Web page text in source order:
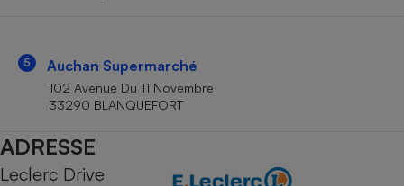
5 Auchan Supermarché
102 Avenue Du 11 Novembre
33290 BLANQUEFORT
ADRESSE
Leclerc Drive